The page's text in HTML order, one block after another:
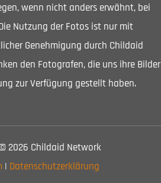
wenn nicht anders erwähnt, bei
Nutzung der Fotos ist nur mit
Genehmigung durch Childaid
den Fotografen, die uns ihre Bilder
zur Verfügung gestellt haben.
2026 Childaid Network
| Datenschutzerklärung